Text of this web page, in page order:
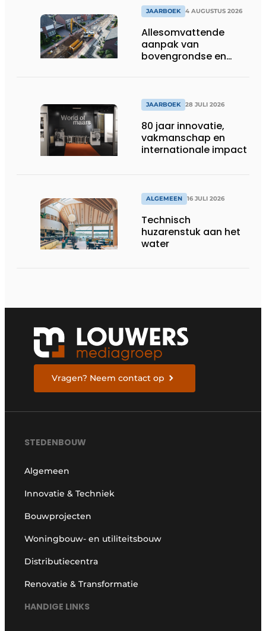
JAARBOEK 4 AUGUSTUS 2026
Allesomvattende
aanpak van
bovengrondse en
JAARBOEK 28 JULI 2026
80 jaar innovatie,
vakmanschap en
internationale impact
ALGEMEEN 16 JULI 2026
Technisch
huzarenstuk aan het
water
Vragen? Neem contact op
STEDENBOUW
Algemeen
Innovatie & Techniek
Bouwprojecten
Woningbouw- en utiliteitsbouw
Distributiecentra
Renovatie & Transformatie
HANDIGE LINKS